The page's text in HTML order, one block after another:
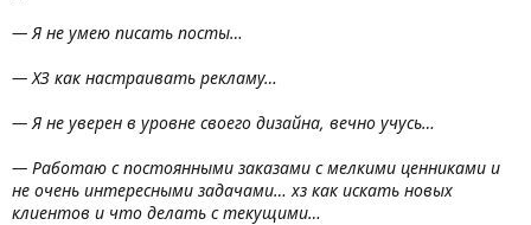
— Я не умею писать посты…
— ХЗ как настраивать рекламу…
— Я не уверен в уровне своего дизайна, вечно учусь…
— Работаю с постоянными заказами с мелкими ценниками и
не очень интересными задачами… хз как искать новых
клиентов и что делать с текущими…